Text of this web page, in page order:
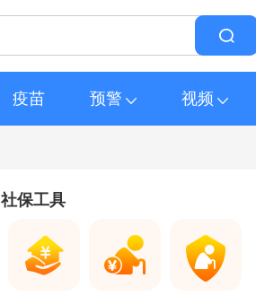
疫苗 预警 视频
社保工具